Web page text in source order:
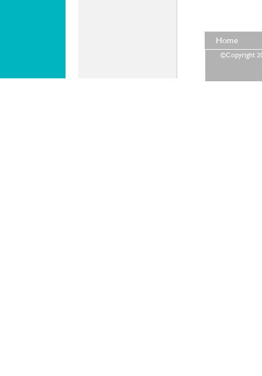
Home
©Copyright